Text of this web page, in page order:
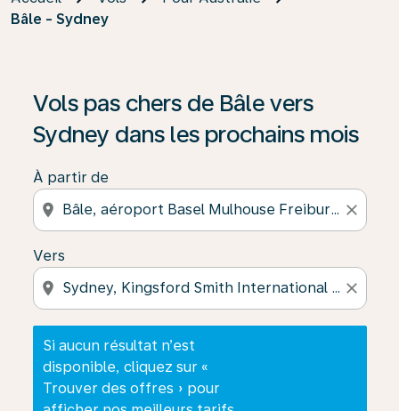
Bâle - Sydney
Vols pas chers de Bâle vers
Sydney dans les prochains mois
À partir de
location_on close
Vers
location_on close
Si aucun résultat n’est
disponible, cliquez sur «
Trouver des offres » pour
Si aucun résultat n’est disponible, cliquez sur «